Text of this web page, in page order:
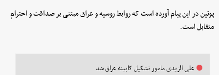
پوتین در این پیام آورده است که روابط روسیه و عراق مبتنی بر صداقت و احترام
متقابل است.
علی الزیدی مامور تشکیل کابینه عراق شد